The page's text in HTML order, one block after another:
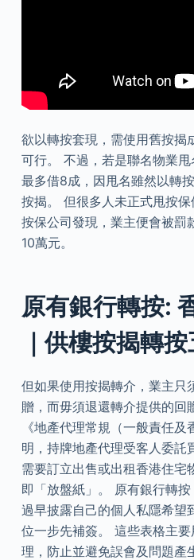
欲以轉按套現，需使用舊按
可行。 不過，若是聯名物業甩
最多借8成，因甩名雖然以轉
按揭。 但很多人未正式甩按
按保公司發現，業主便會被罰
10萬元。
原有銀行轉按:
｜供樓按揭轉
但如果使用按揭轉介，業主只
贈，而毋須退還轉介提供的回
《地產代理常規（一般責任
明，持牌地產代理受客人委託
需要訂立出售或出租香港住宅
即「放盤紙」。 原有銀行轉
過早披露自己的個人私隱希望
位一步先補簽。 這些表格主
理，防止並避免誤會及問題產